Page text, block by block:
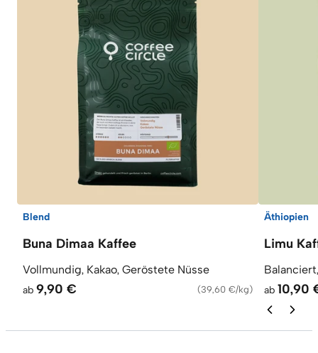
Blend
Buna Dimaa Kaffee
Vollmundig, Kakao, Geröstete Nüsse
ab 9,90 € (39,60 €/kg)
Äthiopien
Limu
ab 10,90